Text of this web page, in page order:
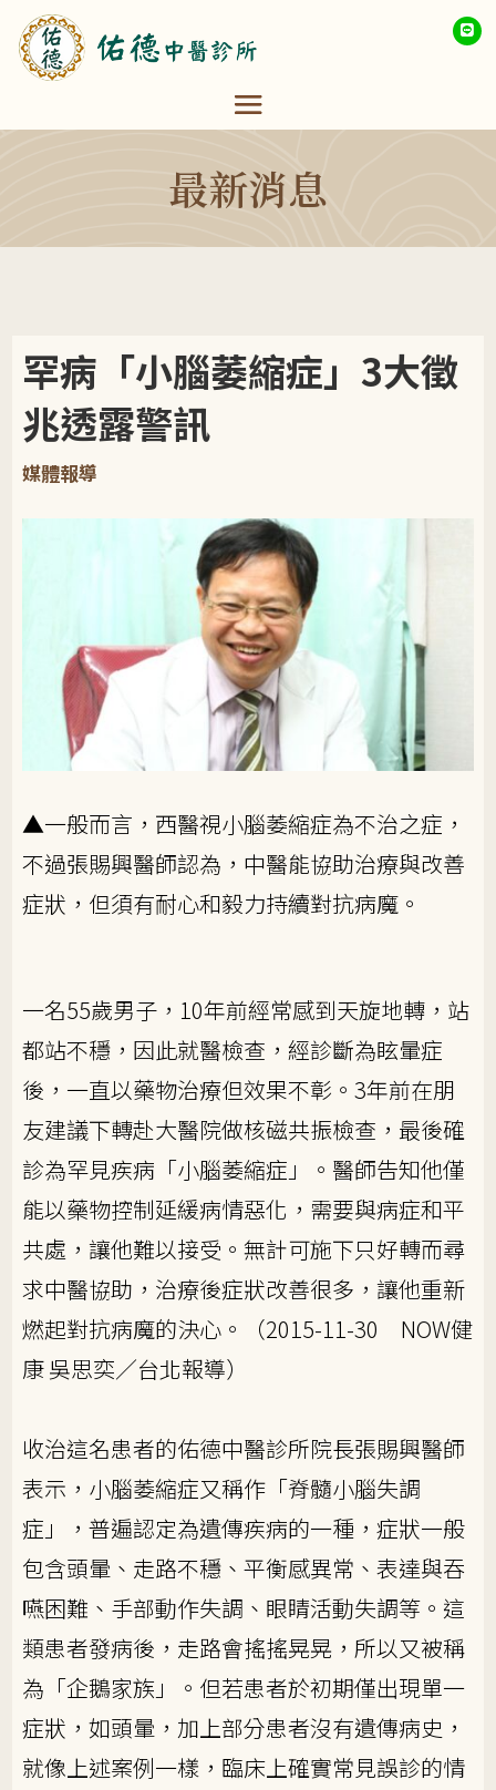
最新消息
罕病「小腦萎縮症」3大徵
兆透露警訊
媒體報導
▲一般而言，西醫視小腦萎縮症為不治之症，
不過張賜興醫師認為，中醫能協助治療與改善
症狀，但須有耐心和毅力持續對抗病魔。
一名55歲男子，10年前經常感到天旋地轉，站
都站不穩，因此就醫檢查，經診斷為眩暈症
後，一直以藥物治療但效果不彰。3年前在朋
友建議下轉赴大醫院做核磁共振檢查，最後確
診為罕見疾病「小腦萎縮症」。醫師告知他僅
能以藥物控制延緩病情惡化，需要與病症和平
共處，讓他難以接受。無計可施下只好轉而尋
求中醫協助，治療後症狀改善很多，讓他重新
燃起對抗病魔的決心。（2015-11-30 NOW健
康 吳思奕／台北報導）
收治這名患者的佑德中醫診所院長張賜興醫師
表示，小腦萎縮症又稱作「脊髓小腦失調
症」，普遍認定為遺傳疾病的一種，症狀一般
包含頭暈、走路不穩、平衡感異常、表達與吞
嚥困難、手部動作失調、眼睛活動失調等。這
類患者發病後，走路會搖搖晃晃，所以又被稱
為「企鵝家族」。但若患者於初期僅出現單一
症狀，如頭暈，加上部分患者沒有遺傳病史，
就像上述案例一樣，臨床上確實常見誤診的情